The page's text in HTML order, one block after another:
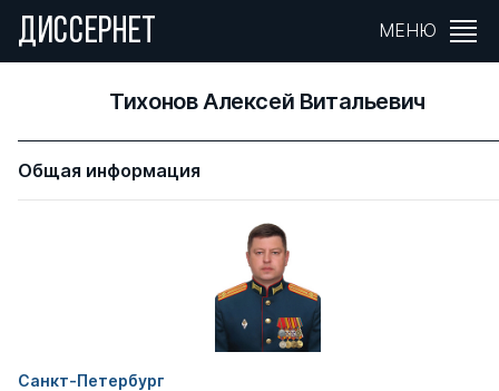
ДИССЕРНЕТ МЕНЮ
Тихонов Алексей Витальевич
Общая информация
Санкт-Петербург